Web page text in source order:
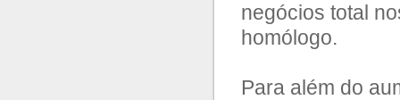
negócios total
homólogo.
Para além do